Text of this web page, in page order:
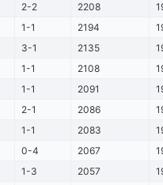
2-2 2208
1-1 2194
3-1 2135
1-1 2108
1-1 2091
2-1 2086
1-1 2083
0-4 2067
1-3 2057